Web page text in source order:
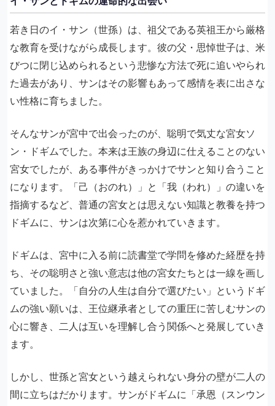
若き日のイ・サン（世孫）は、祖父である英祖王から厳格
な教育を受けながら成長します。彼の父・思悼世子は、米
びつに閉じ込められるという悲惨な方法で死に追いやられ
た過去があり、サンはその影響もあって感情を表に出さな
い性格に育ちました。
そんなサンが宮中で出会ったのが、聡明で気丈な宮女ソ
ン・ドギムでした。本来は王族の身辺に仕えることのない
宮女でしたが、ある事件がきっかけでサンと知り合うこと
になります。「己（おのれ）」と「我（われ）」の違いを
指摘するなど、普通の宮女とは思えない知識と教養を持つ
ドギムに、サンは次第に心を惹かれていきます。
ドギムは、宮中に入る前に読書堂で学問を修めた経歴を持
ち、その聡明さと強い意志は他の宮女たちとは一線を画し
ていました。「自分の人生は自分で選びたい」というドギ
ムの強い願いは、王位継承者としての重圧に苦しむサンの
心に響き、二人は互いを理解し合う関係へと発展していき
ます。
しかし、世孫と宮女という越えられない身分の壁が二人の
間に立ちはだかります。サンがドギムに「承恩（スンウン